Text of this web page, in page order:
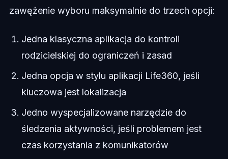
zawężenie wyboru maksymalnie do trzech opcji:
Jedna klasyczna aplikacja do kontroli
rodzicielskiej do ograniczeń i zasad
Jedna opcja w stylu aplikacji Life360, jeśli
kluczowa jest lokalizacja
Jedno wyspecjalizowane narzędzie do
śledzenia aktywności, jeśli problemem jest
czas korzystania z komunikatorów